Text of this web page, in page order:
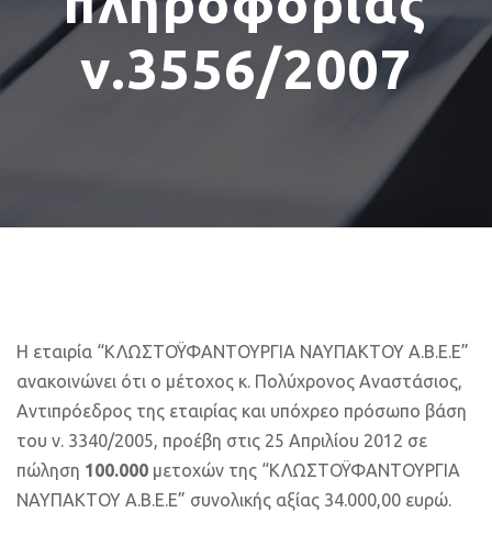
ν.3556/2007
Η εταιρία “ΚΛΩΣΤΟΫΦΑΝΤΟΥΡΓΙΑ ΝΑΥΠΑΚΤΟΥ Α.Β.Ε.Ε”
ανακοινώνει ότι ο μέτοχος κ. Πολύχρονος Αναστάσιος,
Αντιπρόεδρος της εταιρίας και υπόχρεο πρόσωπο βάση
του ν. 3340/2005, προέβη στις 25 Aπριλίου 2012 σε
πώληση 100.000 μετοχών της “ΚΛΩΣΤΟΫΦΑΝΤΟΥΡΓΙΑ
ΝΑΥΠΑΚΤΟΥ Α.Β.Ε.Ε” συνολικής αξίας 34.000,00 ευρώ.